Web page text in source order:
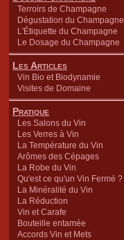
Terroirs de Champagne
Dégustation du Champagne
L'Étiquette du Champagne
Le Dosage du Champagne
Les Articles
Vin Bio et Biodynamie
Visites de Domaine
Pratique
Les Salons du Vin
Les Verres à Vin
La Température du Vin
Arômes des Cépages
La Robe du Vin
Qu'est ce qu'un Vin Fermé ?
La Minéralité du Vin
La Réduction
Vin et Carafe
Bouteille entamée
Accords Vin et Mets